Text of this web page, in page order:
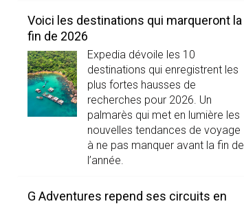
Voici les destinations qui marqueront la
fin de 2026
Expedia dévoile les 10
destinations qui enregistrent les
plus fortes hausses de
recherches pour 2026. Un
palmarès qui met en lumière les
nouvelles tendances de voyage
à ne pas manquer avant la fin de
l’année.
G Adventures repend ses circuits en